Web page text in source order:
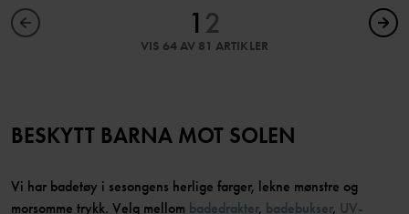
1 2
VIS 64 AV 81 ARTIKLER
BESKYTT BARNA MOT SOLEN
Vi har badetøy i sesongens herlige farger, lekne mønstre og
morsomme trykk. Velg mellom badedrakter, badebukser, UV-